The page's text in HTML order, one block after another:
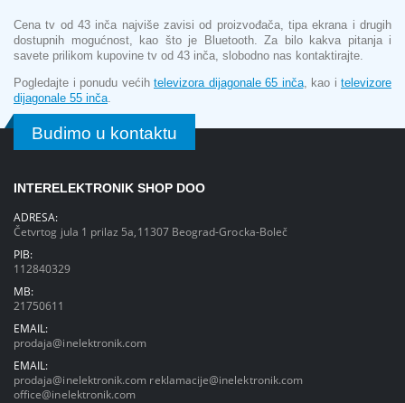
Cena tv od 43 inča najviše zavisi od proizvođača, tipa ekrana i drugih
dostupnih mogućnost, kao što je Bluetooth. Za bilo kakva pitanja i
savete prilikom kupovine tv od 43 inča, slobodno nas kontaktirajte.
Pogledajte i ponudu većih televizora dijagonale 65 inča, kao i televizore
dijagonale 55 inča.
Budimo u kontaktu
INTERELEKTRONIK SHOP DOO
ADRESA:
Četvrtog jula 1 prilaz 5a,11307 Beograd-Grocka-Boleč
PIB:
112840329
MB:
21750611
EMAIL:
prodaja@inelektronik.com
EMAIL:
prodaja@inelektronik.com reklamacije@inelektronik.com
office@inelektronik.com